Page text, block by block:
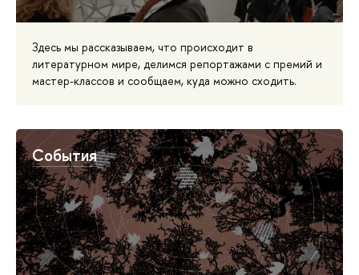
Здесь мы рассказываем, что происходит в
литературном мире, делимся репортажами с премий и
мастер-классов и сообщаем, куда можно сходить.
События